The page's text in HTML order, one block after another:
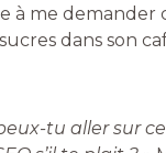
à me demander
dans son
tu aller sur